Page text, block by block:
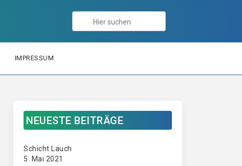
IMPRESSUM
NEUESTE BEITRÄGE
Schicht Lauch
5. Mai 2021